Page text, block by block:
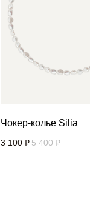
Чокер-колье Silia
3 100 ₽5 400 ₽